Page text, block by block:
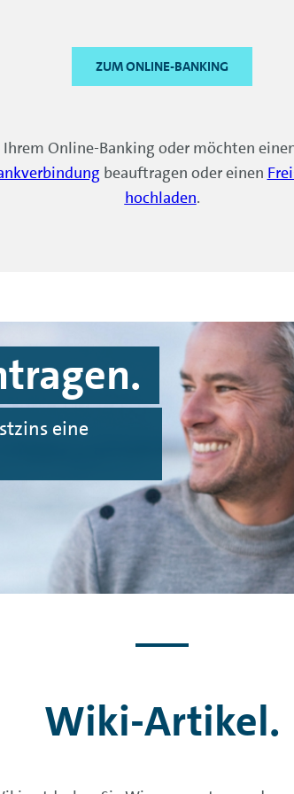
ZUM ONLINE-BANKING
Ihrem Online-Banking oder möchten
beauftragen oder einen
hochladen.
eine
Wiki-Artikel.